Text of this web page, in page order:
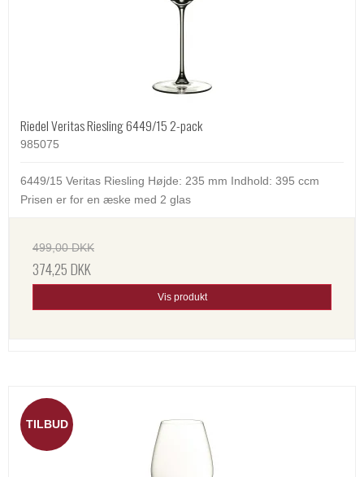
Riedel Veritas Riesling 6449/15 2-pack
985075
6449/15 Veritas Riesling Højde: 235 mm Indhold: 395 ccm
Prisen er for en æske med 2 glas
499,00 DKK
374,25 DKK
Vis produkt
TILBUD